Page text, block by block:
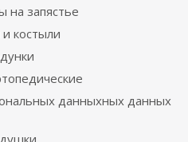
на запястье
костыли
данныхных данных